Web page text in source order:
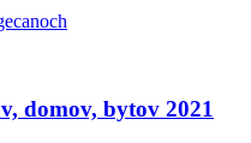
domov, bytov 2021